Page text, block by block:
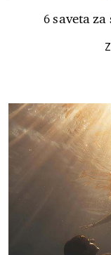
6 saveta